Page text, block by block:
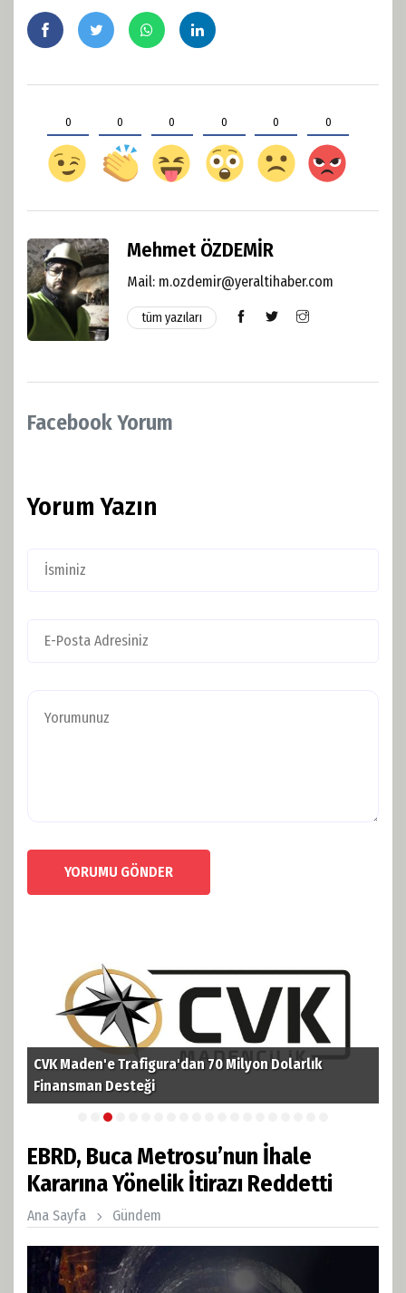
0 0 0 0 0 0
Mehmet ÖZDEMİR
Mail: m.ozdemir@yeraltihaber.com
tüm yazıları
Facebook Yorum
Yorum Yazın
YORUMU GÖNDER
CVK Maden'e Trafigura'dan 70 Milyon Dolarlık
Finansman Desteği
EBRD, Buca Metrosu’nun İhale
Kararına Yönelik İtirazı Reddetti
Ana Sayfa Gündem